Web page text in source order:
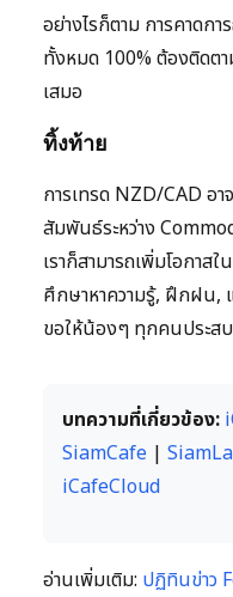
อย่างไรก็ตาม การคาดก
ทั้งหมด 100% ต้องติดตา
เสมอ
ทิ้งท้าย
การเทรด NZD/CAD อา
สัมพันธ์ระหว่าง
เราก็สามารถเพิ่มโอกาส
ศึกษาหาความรู้, ฝึกฝน,
ขอให้น้องๆ ทุกคนประสบ
บทความที่เกี่ยวข้อง:
SiamCafe |
iCafeCloud
อ่านเพิ่มเติม: ปฏิทินข่าว